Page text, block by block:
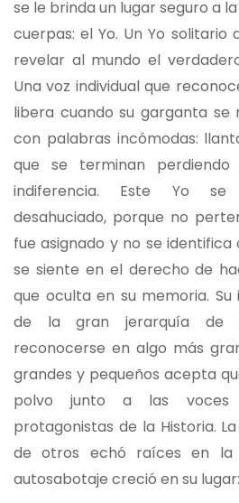
se le brinda un lugar seguro a
cuerpas: el Yo. Un Yo
revelar al mundo el
Una voz individual que
libera cuando su garganta
con palabras incómodas:
que se terminan
indiferencia. Este Yo se
desahuciado, porque no
fue asignado y no se
se siente en el derecho de
que oculta en su memoria. Su
de la gran jerarquía de
reconocerse en algo más
grandes y pequeños acepta
polvo junto a las voces
protagonistas de la Historia.
de otros echó raíces en
autosabotaje creció en su lugar: